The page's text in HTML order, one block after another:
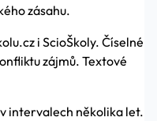
zásahu.
i ScioŠkoly. Číselné
zájmů. Textové
intervalech několika let.